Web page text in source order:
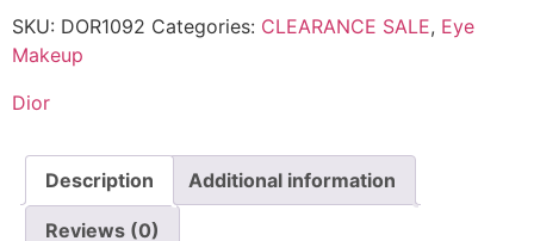
SKU: DOR1092 Categories: CLEARANCE SALE, Eye
Makeup
Dior
Description Additional information
Reviews (0)